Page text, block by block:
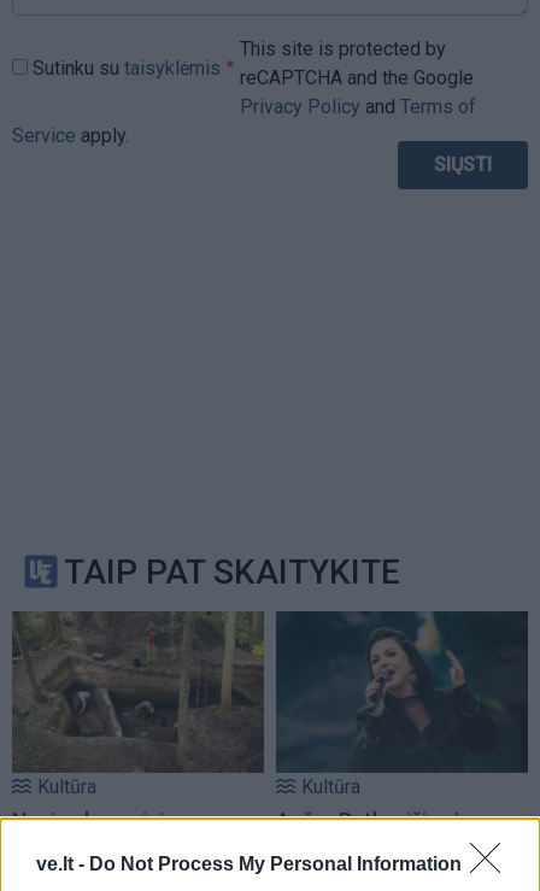
ve.lt - Do Not Process My Personal Information
Sutinku su taisyklėmis
This site is protected by
reCAPTCHA and the Google
Privacy Policy and Terms of
Service apply.
TAIP PAT SKAITYKITE
Kultūra
Naujos bronzinio
Kultūra
Aušra Butkevičienė:
negaliu atskirti, kur -
darbas, o kur - pomėgis